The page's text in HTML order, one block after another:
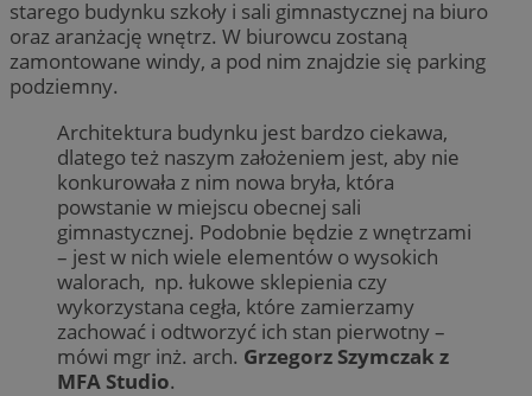
starego budynku szkoły i sali gimnastycznej na biuro
oraz aranżację wnętrz. W biurowcu zostaną
zamontowane windy, a pod nim znajdzie się parking
podziemny.
Architektura budynku jest bardzo ciekawa,
dlatego też naszym założeniem jest, aby nie
konkurowała z nim nowa bryła, która
powstanie w miejscu obecnej sali
gimnastycznej. Podobnie będzie z wnętrzami
– jest w nich wiele elementów o wysokich
walorach, np. łukowe sklepienia czy
wykorzystana cegła, które zamierzamy
zachować i odtworzyć ich stan pierwotny –
mówi mgr inż. arch. Grzegorz Szymczak z
MFA Studio.